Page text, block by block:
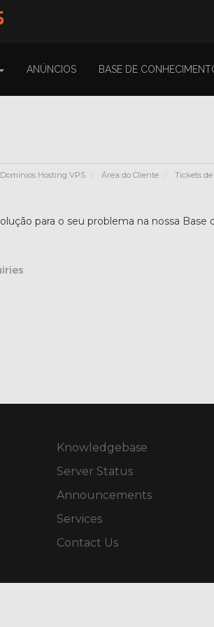
ANÚNCIOS BASE DE
Hosting VPS Área do Cliente Tickets
para o seu problema na nossa
Knowledgebase
Server Status
Announcements
Services
Contact Us